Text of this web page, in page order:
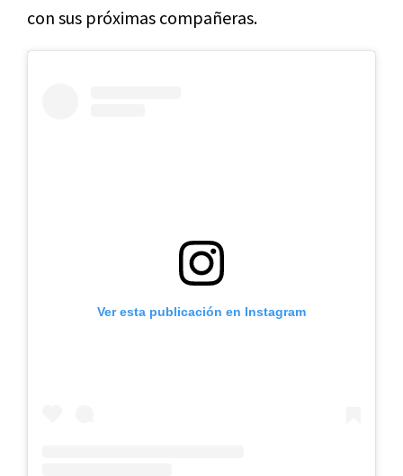
con sus próximas compañeras.
Ver esta publicación en Instagram